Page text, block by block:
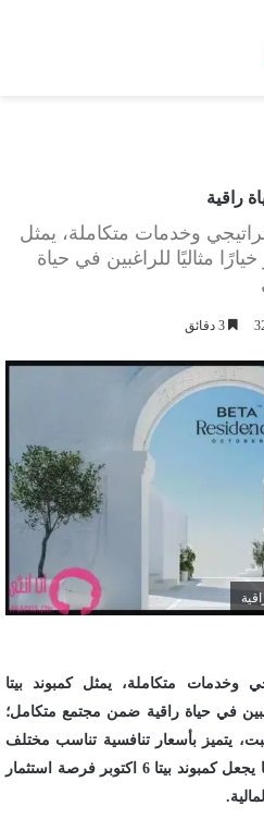
راقية
وخدمات متكاملة، يمثل
مثاليًا للراغبين في حياة
وخدمات متكاملة، يمثل كمبوند بيتا
في حياة راقية ضمن مجتمع متكامل؛
يتميز بأسعار تنافسية تناسب مختلف
الفئات، مع خطط سداد مرنة، مما يجعل كمبوند بيتا 6 اكتوبر فرصة استثمار